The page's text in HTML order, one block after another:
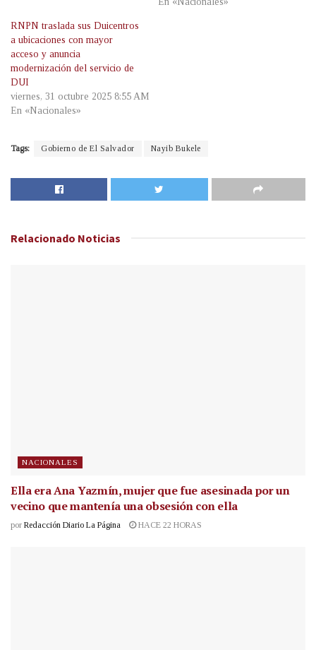
RNPN traslada sus Duicentros
a ubicaciones con mayor
acceso y anuncia
modernización del servicio de
DUI
viernes, 31 octubre 2025 8:55 AM
En «Nacionales»
Tags: Gobierno de El Salvador Nayib Bukele
Relacionado Noticias
NACIONALES
Ella era Ana Yazmín, mujer que fue asesinada por un
vecino que mantenía una obsesión con ella
por Redacción Diario La Página HACE 22 HORAS